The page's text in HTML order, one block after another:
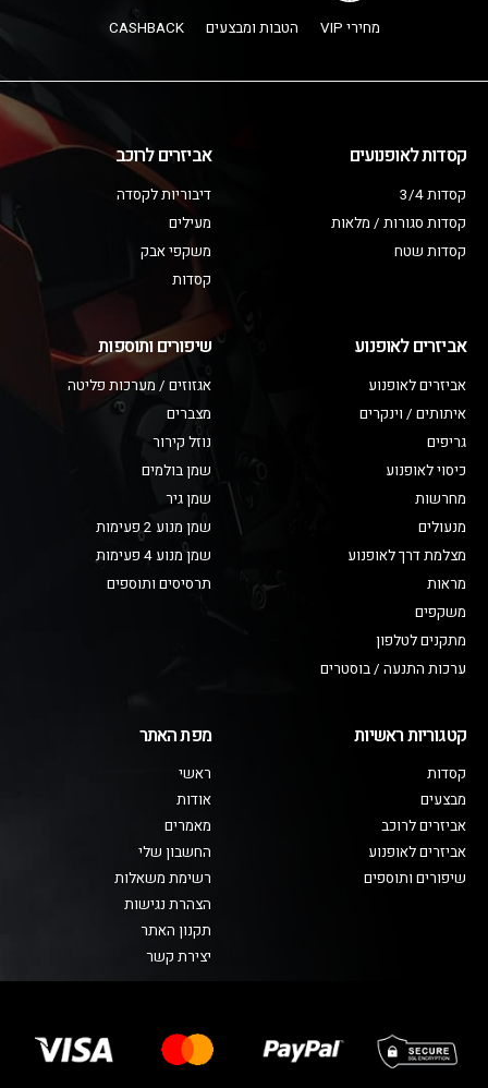
מחירי VIP הטבות ומבצעים CASHBACK
קסדות לאופנועים
קסדות 3/4
קסדות סגורות / מלאות
קסדות שטח
אביזרים לרוכב
דיבוריות לקסדה
מעילים
משקפי אבק
קסדות
אביזרים לאופנוע
אביזרים לאופנוע
איתותים / וינקרים
גריפים
כיסוי לאופנוע
מחרשות
מנעולים
מצלמת דרך לאופנוע
מראות
משקפים
מתקנים לטלפון
ערכות התנעה / בוסטרים
שיפורים ותוספות
אגזוזים / מערכות פליטה
מצברים
נוזל קירור
שמן בולמים
שמן גיר
שמן מנוע 2 פעימות
שמן מנוע 4 פעימות
תרסיסים ותוספים
קטגוריות ראשיות
קסדות
מבצעים
אביזרים לרוכב
אביזרים לאופנוע
שיפורים ותוספים
מפת האתר
ראשי
אודות
מאמרים
החשבון שלי
רשימת משאלות
הצהרת נגישות
תקנון האתר
יצירת קשר